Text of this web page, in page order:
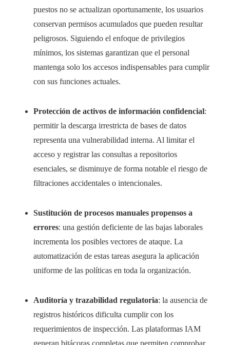
puestos no se actualizan oportunamente, los usuarios
conservan permisos acumulados que pueden resultar
peligrosos. Siguiendo el enfoque de privilegios
mínimos, los sistemas garantizan que el personal
mantenga solo los accesos indispensables para cumplir
con sus funciones actuales.
Protección de activos de información confidencial:
permitir la descarga irrestricta de bases de datos
representa una vulnerabilidad interna. Al limitar el
acceso y registrar las consultas a repositorios
esenciales, se disminuye de forma notable el riesgo de
filtraciones accidentales o intencionales.
Sustitución de procesos manuales propensos a
errores: una gestión deficiente de las bajas laborales
incrementa los posibles vectores de ataque. La
automatización de estas tareas asegura la aplicación
uniforme de las políticas en toda la organización.
Auditoría y trazabilidad regulatoria: la ausencia de
registros históricos dificulta cumplir con los
requerimientos de inspección. Las plataformas IAM
generan bitácoras completas que permiten comprobar